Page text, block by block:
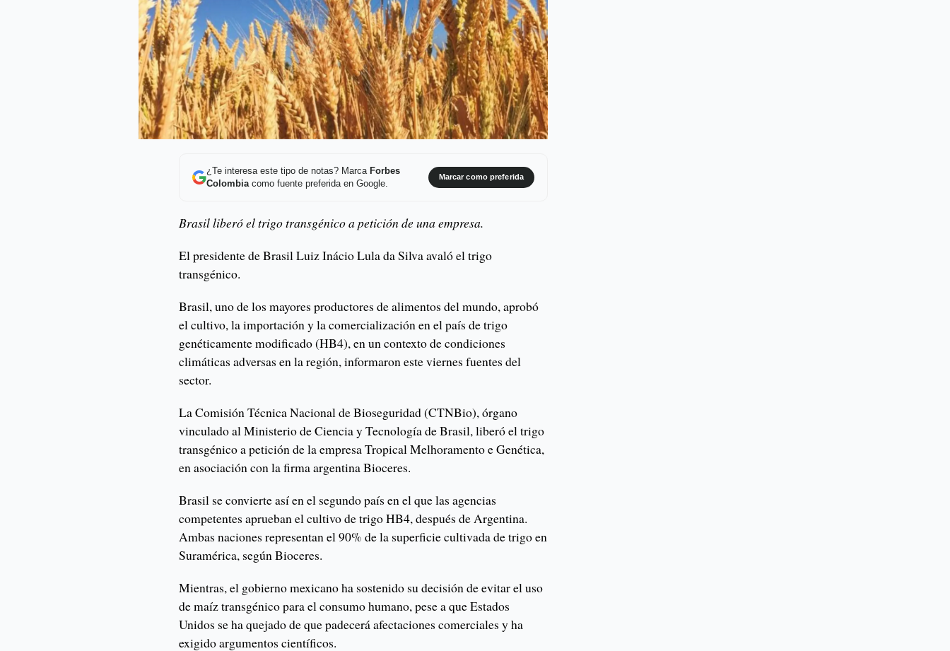
¿Te interesa este tipo de notas? Marca Forbes
Colombiacomo fuente preferida en Google.
Marcar como preferida
Brasil liberó el trigo transgénico a petición de una empresa.
El presidente de Brasil Luiz Inácio Lula da Silva avaló el trigo
transgénico.
Brasil, uno de los mayores productores de alimentos del mundo, aprobó
el cultivo, la importación y la comercialización en el país de trigo
genéticamente modificado (HB4), en un contexto de condiciones
climáticas adversas en la región, informaron este viernes fuentes del
sector.
La Comisión Técnica Nacional de Bioseguridad (CTNBio), órgano
vinculado al Ministerio de Ciencia y Tecnología de Brasil, liberó el trigo
transgénico a petición de la empresa Tropical Melhoramento e Genética,
en asociación con la firma argentina Bioceres.
Brasil se convierte así en el segundo país en el que las agencias
competentes aprueban el cultivo de trigo HB4, después de Argentina.
Ambas naciones representan el 90% de la superficie cultivada de trigo en
Suramérica, según Bioceres.
Mientras, el gobierno mexicano ha sostenido su decisión de evitar el uso
de maíz transgénico para el consumo humano, pese a que Estados
Unidos se ha quejado de que padecerá afectaciones comerciales y ha
exigido argumentos científicos.